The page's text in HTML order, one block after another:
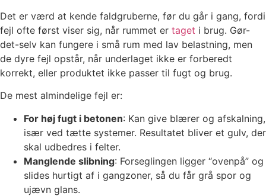
Det er værd at kende faldgruberne, før du går i gang, fordi
fejl ofte først viser sig, når rummet er taget i brug. Gør-
det-selv kan fungere i små rum med lav belastning, men
de dyre fejl opstår, når underlaget ikke er forberedt
korrekt, eller produktet ikke passer til fugt og brug.
De mest almindelige fejl er:
For høj fugt i betonen: Kan give blærer og afskalning,
især ved tætte systemer. Resultatet bliver et gulv, der
skal udbedres i felter.
Manglende slibning: Forseglingen ligger “ovenpå” og
slides hurtigt af i gangzoner, så du får grå spor og
ujævn glans.